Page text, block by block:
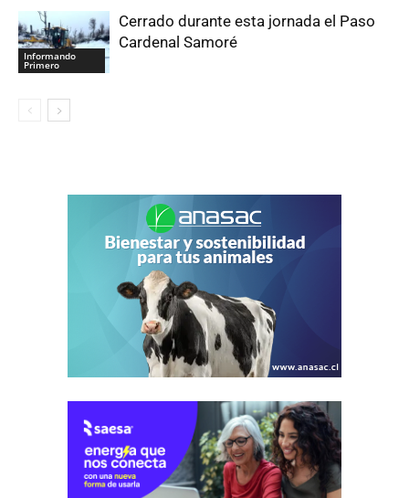
Informando
Primero
Cerrado durante esta jornada el Paso
Cardenal Samoré